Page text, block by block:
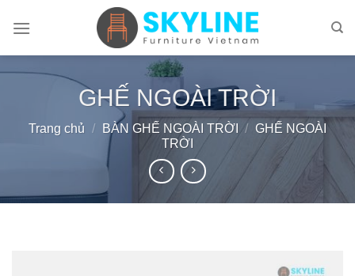
GHẾ NGOÀI TRỜI
Trang chủ / BÀN GHẾ NGOÀI TRỜI / GHẾ NGOÀI
TRỜI